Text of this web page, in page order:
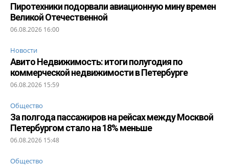
Пиротехники подорвали авиационную мину времен
Великой Отечественной
06.08.2026 16:00
Новости
Авито Недвижимость: итоги полугодия по
коммерческой недвижимости в Петербурге
06.08.2026 15:59
Общество
За полгода пассажиров на рейсах между Москвой
Петербургом стало на 18% меньше
06.08.2026 15:48
Общество